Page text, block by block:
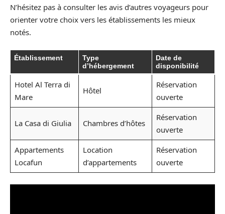
N’hésitez pas à consulter les avis d’autres voyageurs pour
orienter votre choix vers les établissements les mieux
notés.
Établissement
Type
d’hébergement
Date de
disponibilité
Hotel Al Terra di
Mare
Hôtel
Réservation
ouverte
La Casa di Giulia Chambres d’hôtes
Réservation
ouverte
Appartements
Locafun
Location
d’appartements
Réservation
ouverte